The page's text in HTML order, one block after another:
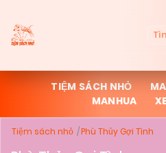
TIỆM SÁCH NHỎ
MANHUA
Tiệm sách nhỏ Phù Thủy Gợi Tình